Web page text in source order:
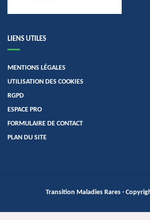
LIENS UTILES
MENTIONS LÉGALES
UTILISATION DES COOKIES
RGPD
ESPACE PRO
FORMULAIRE DE CONTACT
PLAN DU SITE
Transition Maladies Rares-